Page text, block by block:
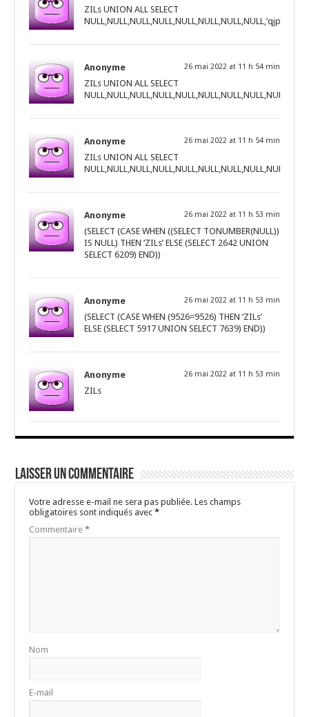
ZILs UNION ALL SELECT
Anonyme 26 mai 2022 at 11 h 54 min
ZILs UNION ALL SELECT
Anonyme 26 mai 2022 at 11 h 54 min
ZILs UNION ALL SELECT
Anonyme 26 mai 2022 at 11 h 53 min
(SELECT (CASE WHEN ((SELECT TONUMBER(NULL))
IS NULL) THEN ‘ZILs’ ELSE (SELECT 2642 UNION
SELECT 6209) END))
Anonyme 26 mai 2022 at 11 h 53 min
(SELECT (CASE WHEN (9526=9526) THEN ‘ZILs’
ELSE (SELECT 5917 UNION SELECT 7639) END))
Anonyme 26 mai 2022 at 11 h 53 min
ZILs
Laisser un commentaire
Votre adresse e-mail ne sera pas publiée. Les champs
obligatoires sont indiqués avec*
Commentaire*
Nom
E-mail